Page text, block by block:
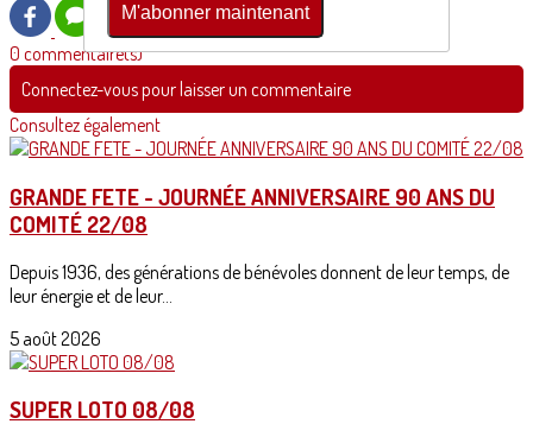
0 commentaire(s)
Connectez-vous pour laisser un commentaire
Consultez également
GRANDE FETE - JOURNÉE ANNIVERSAIRE 90 ANS DU
COMITÉ 22/08
Depuis 1936, des générations de bénévoles donnent de leur temps, de
leur énergie et de leur...
5 août 2026
SUPER LOTO 08/08
M'abonner maintenant